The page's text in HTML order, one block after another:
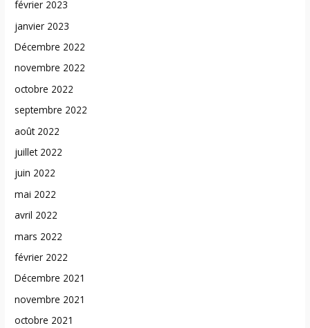
février 2023
janvier 2023
Décembre 2022
novembre 2022
octobre 2022
septembre 2022
août 2022
juillet 2022
juin 2022
mai 2022
avril 2022
mars 2022
février 2022
Décembre 2021
novembre 2021
octobre 2021